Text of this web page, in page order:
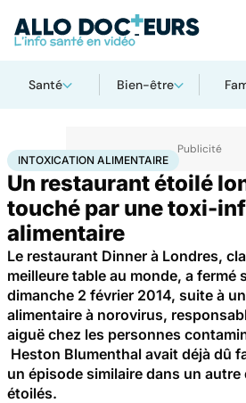
Santé Bien-être
AccueilSantéIntoxication alimentaire
INTOXICATION ALIMENTAIRE
Un restaurant étoilé
touché par une toxi-
alimentaire
Le restaurant Dinner à Londres,
meilleure table au monde, a fermé
dimanche 2 février 2014, suite à
alimentaire à norovirus,
aiguë chez les personnes
Heston Blumenthal avait déjà dû
un épisode similaire dans un
étoilés.